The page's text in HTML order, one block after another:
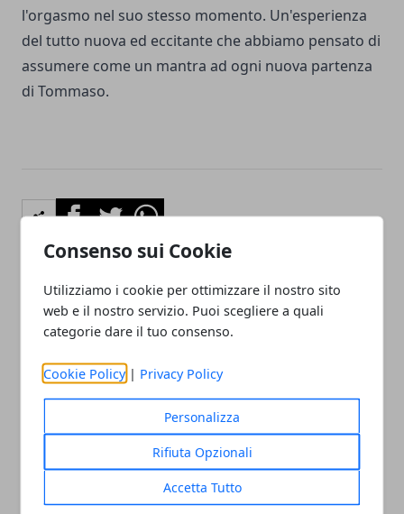
Consenso sui Cookie
Utilizziamo i cookie per ottimizzare il nostro sito
web e il nostro servizio. Puoi scegliere a quali
categorie dare il tuo consenso.
Cookie Policy | Privacy Policy
Personalizza
Rifiuta Opzionali
Accetta Tutto
l'orgasmo nel suo stesso momento. Un'esperienza
del tutto nuova ed eccitante che abbiamo pensato di
assumere come un mantra ad ogni nuova partenza
di Tommaso.
FacebookTwitterWhatsapp
Articolo Precedente
Il Richiamo della Chimica e
Articolo Successivo
Redazione
Amo scrivere storie di sesso reali e